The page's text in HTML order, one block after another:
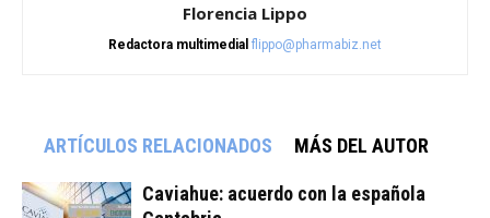
Florencia Lippo
Redactora multimedial flippo@pharmabiz.net
ARTÍCULOS RELACIONADOS MÁS DEL AUTOR
Caviahue: acuerdo con la española